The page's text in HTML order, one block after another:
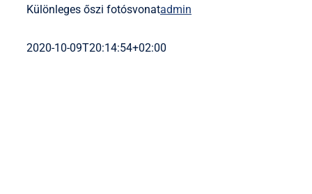
Különleges őszi fotósvonatadmin
2020-10-09T20:14:54+02:00